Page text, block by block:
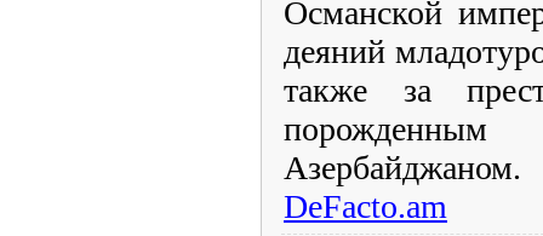
Османской
деяний
также за
DeFacto.am